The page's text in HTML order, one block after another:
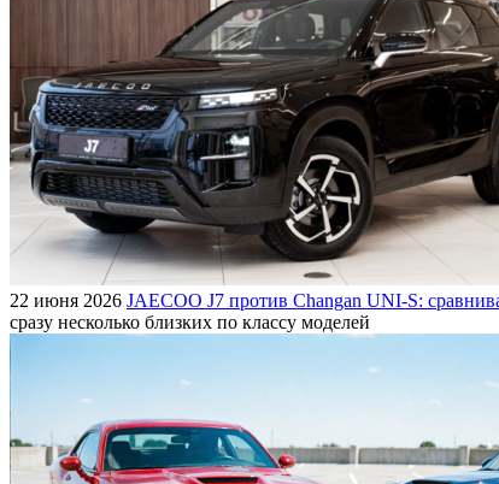
22 июня 2026 JAECOO J7 против Changan UNI-S:
сразу несколько близких по классу моделей